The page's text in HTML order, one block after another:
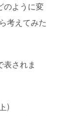
のように変
考えてみた
表されま
)